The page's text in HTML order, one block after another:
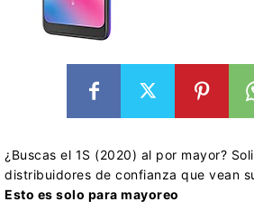
¿Buscas el 1S (2020) al por mayor?
distribuidores de confianza que vean
Esto es solo para mayoreo